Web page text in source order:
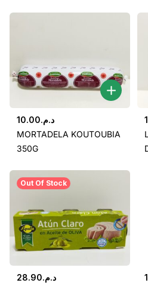
د.م.10.00
MORTADELA KOUTOUBIA
350G
Out Of Stock
د.م.28.90